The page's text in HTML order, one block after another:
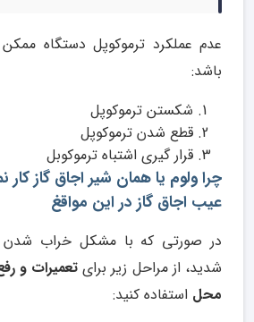
عدم عملکرد ترموکوپل دستگاه
باشد:
شکستن ترموکوپل
قطع شدن ترموکوپل
قرار گیری اشتباه ترموکوبل
چرا ولوم یا همان شیر اجاق گاز کار
عیب اجاق گاز در این مواقغ
در صورتی که با مشکل خراب شدن
شدید، از مراحل زیر برای تعمیرات و
محل استفاده کنید: